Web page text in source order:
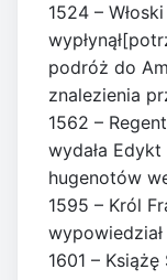
1524 –
podróż do
znalezienia
1562 –
wydała
hugenotów
1595 – Król
1601 –